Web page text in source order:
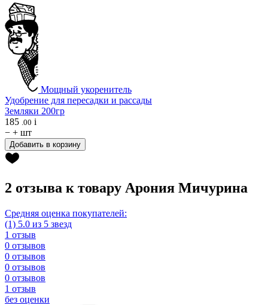
Мощный укоренитель
Удобрение для пересадки и рассады
Земляки 200гр
185 .00 i
− + шт
Добавить в корзину
2 отзыва к товару Арония Мичурина
Средняя оценка покупателей:
(1) 5.0 из 5 звезд
1 отзыв
0 отзывов
0 отзывов
0 отзывов
0 отзывов
1 отзыв
без оценки